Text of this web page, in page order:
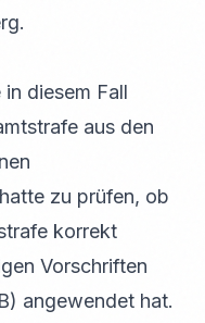
diesem Fall
aus den
zu prüfen, ob
korrekt
Vorschriften
angewendet hat.